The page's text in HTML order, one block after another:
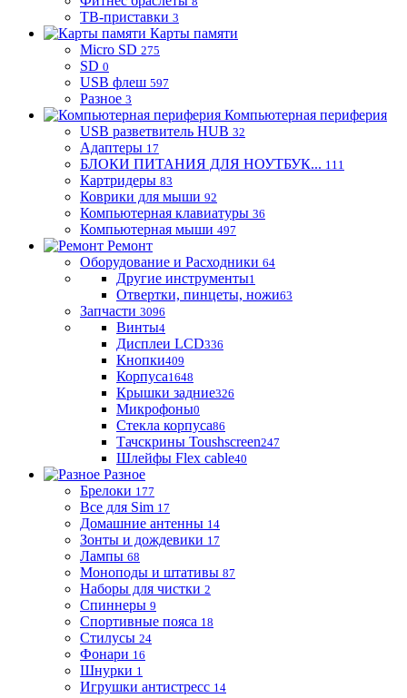
ТВ-приставки 3
Карты памяти
Micro SD 275
SD 0
USB флеш 597
Разное 3
Компьютерная периферия
USB разветвитель HUB 32
Адаптеры 17
БЛОКИ ПИТАНИЯ ДЛЯ НОУТБУК... 111
Картридеры 83
Коврики для мыши 92
Компьютерная клавиатуры 36
Компьютерная мыши 497
Ремонт
Оборудование и Расходники 64
Другие инструменты1
Отвертки, пинцеты, ножи63
Запчасти 3096
Винты4
Дисплеи LCD336
Кнопки409
Корпуса1648
Крышки задние326
Микрофоны0
Стекла корпуса86
Тачскрины Toushscreen247
Шлейфы Flex cable40
Разное
Брелоки 177
Все для Sim 17
Домашние антенны 14
Зонты и дождевики 17
Лампы 68
Моноподы и штативы 87
Наборы для чистки 2
Спиннеры 9
Спортивные пояса 18
Стилусы 24
Фонари 16
Шнурки 1
Игрушки антистресс 14